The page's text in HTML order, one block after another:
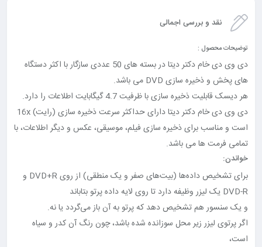
نقد و بررسی اجمالی
توضیحات محصول :
دی وی دی خام دکتر دیتا در بسته های 50 عددی سازگار با اکثر دستگاه
های پخش و ذخیره سازی DVD می باشد.
هر دیسک قابلیت ذخیره سازی با ظرفیت 4.7 گیگابایت اطلاعات را دارد.
دی وی دی خام دکتر دیتا دارای حداکثر سرعت ذخیره سازی (رایت) 16x
است و مناسب برای ذخیره سازی فیلم، موسیقی، عکس و دیگر اطلاعات، با
تمامی فرمت ها می باشد.
خواندن:
برای تشخیص داده‌‌ها (بیت‌‌های صفر و یک منطقی) از روی DVD+R و
DVD-R یک لیزر وظیفه دارد تا روی لایه داده پرتو بتاباند
و یک سنسور هم تشخیص دهد که پرتو به آن باز می‌‌گردد یا نه.
اگر پرتوی لیزر زیر محل سوزانده شده باشد، چون رنگ آن کدر و سیاه
است،